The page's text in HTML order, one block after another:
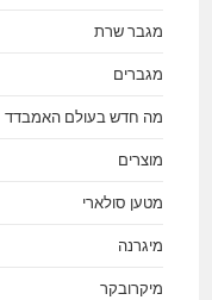
מגבר שרת
מגברים
מה חדש בעולם האמבדד
מוצרים
מטען סולארי
מיגרנה
מיקרובקר